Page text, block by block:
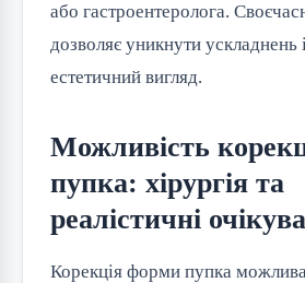
або гастроентеролога.
дозволяє уникнути ускладнень
естетичний вигляд.
Можливість
пупка: хірургія та
реалістичні
Корекція форми пупка